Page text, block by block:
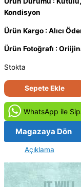
Kondisyon
Ürün Kargo : Alıcı
Ürün Fotoğrafı :
Stokta
Kıymık
-
Splinter
(2008)
Orjinal
VCD
adet
Sepete Ekle
WhatsApp ile
Magazaya Dön
Açıklama